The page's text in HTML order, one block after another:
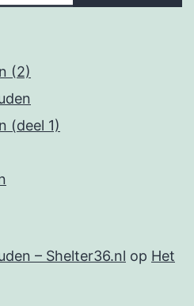
(2)
(deel 1)
– Shelter36.nl op Het